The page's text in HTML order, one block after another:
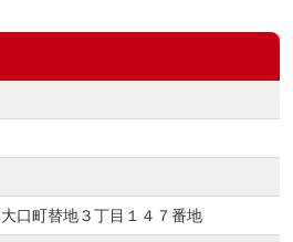
口町替地３丁目１４７番地